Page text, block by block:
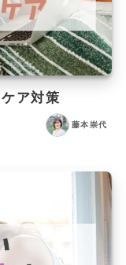
ア対策
藤本崇代